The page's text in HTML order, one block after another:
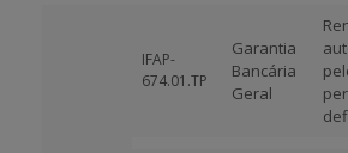
IFAP-
674.01.TP
Garantia
Bancária
Geral